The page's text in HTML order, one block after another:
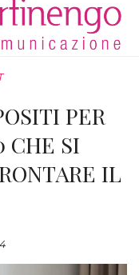
PER
CHE SI
IL